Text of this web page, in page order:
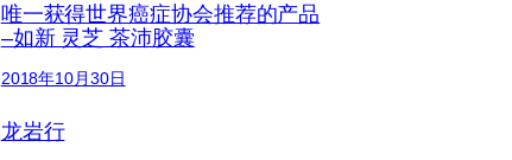
唯一获得世界癌症协会推荐的产品
–如新 灵芝 茶沛胶囊
2018年10月30日
龙岩行